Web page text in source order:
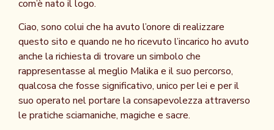
com’è nato il logo.
Ciao, sono colui che ha avuto l’onore di realizzare
questo sito e quando ne ho ricevuto l’incarico ho avuto
anche la richiesta di trovare un simbolo che
rappresentasse al meglio Malika e il suo percorso,
qualcosa che fosse significativo, unico per lei e per il
suo operato nel portare la consapevolezza attraverso
le pratiche sciamaniche, magiche e sacre.